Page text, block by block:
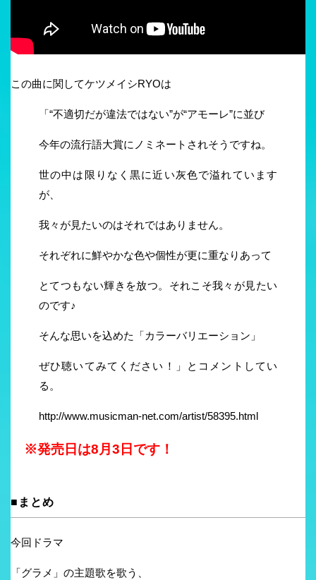
この曲に関してケツメイシRYOは
「“不適切だが違法ではない”が“アモーレ”に並び
今年の流行語大賞にノミネートされそうですね。
世の中は限りなく黒に近い灰色で溢れています
が、
我々が見たいのはそれではありません。
それぞれに鮮やかな色や個性が更に重なりあって
とてつもない輝きを放つ。それこそ我々が見たい
のです♪
そんな思いを込めた「カラーバリエーション」
ぜひ聴いてみてください！」とコメントしてい
る。
http://www.musicman-net.com/artist/58395.html
※発売日は8月3日です！
■まとめ
今回ドラマ
「グラメ」の主題歌を歌う、